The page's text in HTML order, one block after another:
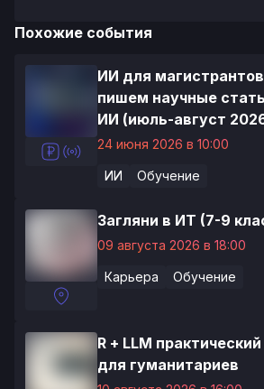
Похожие события
ИИ для
пишем научные
ИИ (июль-август
24 июня 2026 в 10:00
ИИ Обучение
Загляни в ИТ (7-9
09 августа 2026 в 18:00
Карьера Обучение
R + LLM
для гуманитариев